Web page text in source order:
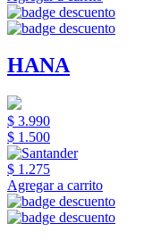
HANA
$ 3.990
$ 1.500
$ 1.275
Agregar a carrito